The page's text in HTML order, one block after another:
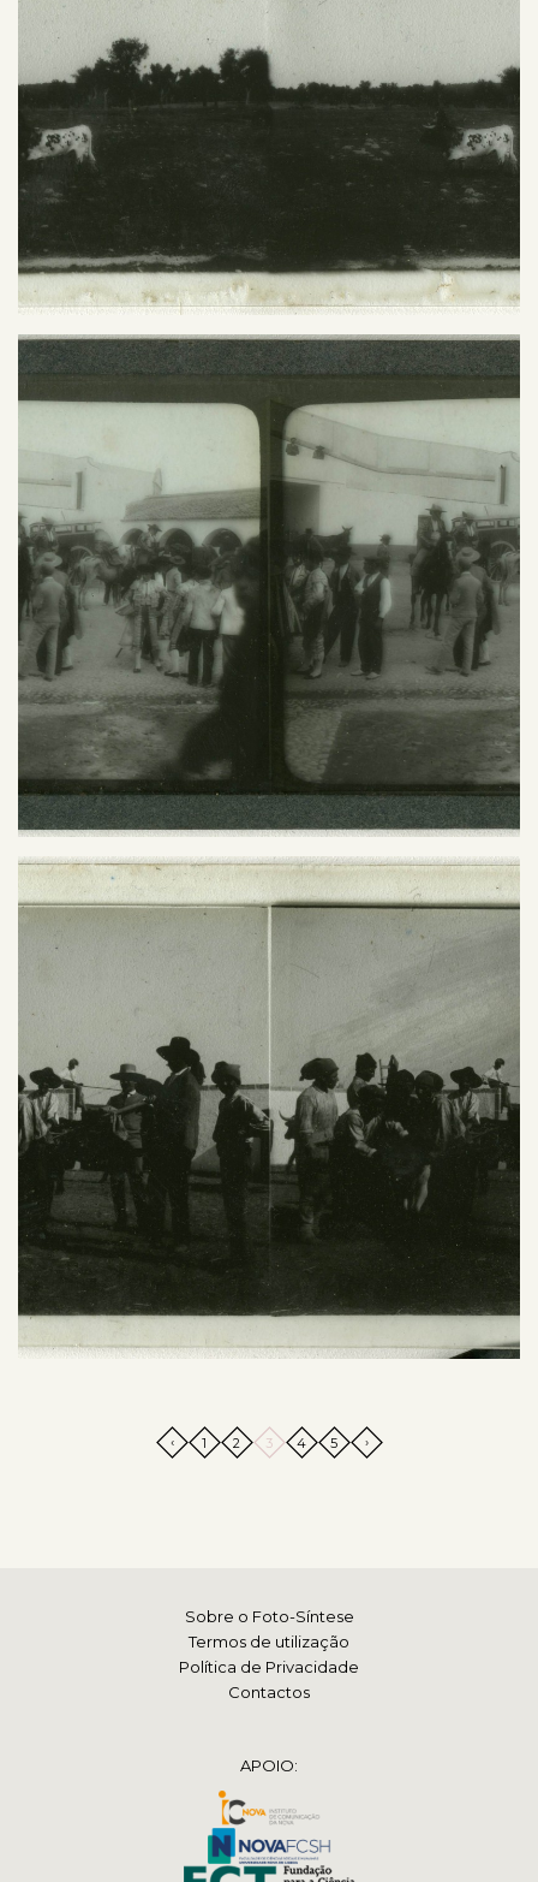
‹ 1 2 3 4 5 ›
Sobre o Foto-Síntese
Termos de utilização
Política de Privacidade
Contactos
APOIO: